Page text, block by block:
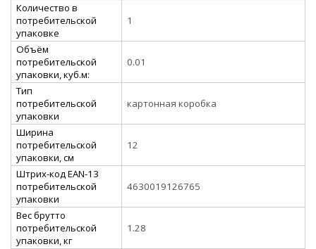
Количество в
потребительской
упаковке
1
Объём
потребительской
упаковки, куб.м:
0.01
Тип
потребительской
упаковки
картонная коробка
Ширина
потребительской
упаковки, см
12
Штрих-код EAN-13
потребительской
упаковки
4630019126765
Вес брутто
потребительской
упаковки, кг
1.28